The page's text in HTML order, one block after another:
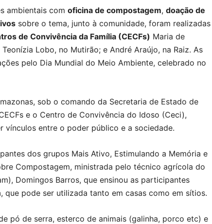
ambientais com oficina de compostagem, doação de
sobre o tema, junto à comunidade, foram realizadas
de Convivência da Família (CECFs) Maria de
Lobo, no Mutirão; e André Araújo, na Raiz. As
pelo Dia Mundial do Meio Ambiente, celebrado no
sob o comando da Secretaria de Estado de
e o Centro de Convivência do Idoso (Ceci),
vínculos entre o poder público e a sociedade.
dos grupos Mais Ativo, Estimulando a Memória e
Compostagem, ministrada pelo técnico agrícola do
Domingos Barros, que ensinou as participantes
que pode ser utilizada tanto em casas como em sítios.
pó de serra, esterco de animais (galinha, porco etc) e